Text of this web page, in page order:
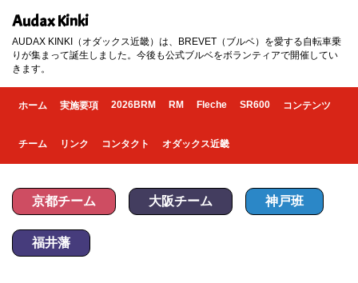
Audax Kinki
AUDAX KINKI（オダックス近畿）は、BREVET（ブルベ）を愛する自転車乗
りが集まって誕生しました。今後も公式ブルベをボランティアで開催してい
きます。
ホーム 実施要項 2026BRM RM Fleche SR600 コンテンツ
チーム リンク コンタクト オダックス近畿
京都チーム 大阪チーム 神戸班
福井藩